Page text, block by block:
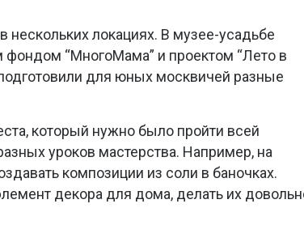
локациях. В музее-усадьбе
“МногоМама” и проектом “Лето в
для юных москвичей разные
который нужно было пройти всей
уроков мастерства. Например, на
композиции из соли в баночках.
декора для дома, делать их